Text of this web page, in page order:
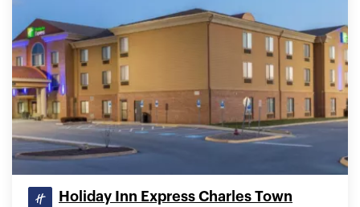
Holiday Inn Express Charles Town